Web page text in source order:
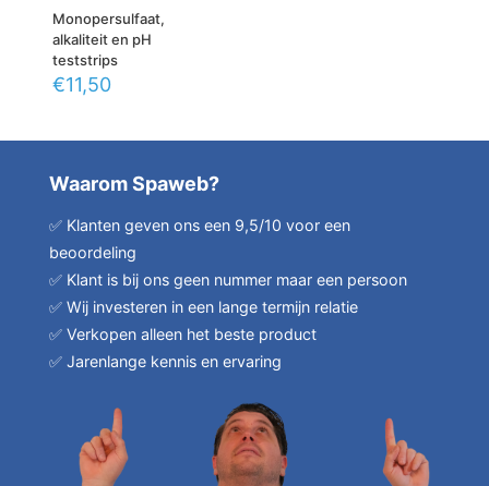
Monopersulfaat,
alkaliteit en pH
teststrips
€11,50
Waarom Spaweb?
✅ Klanten geven ons een 9,5/10 voor een
beoordeling
✅ Klant is bij ons geen nummer maar een persoon
✅ Wij investeren in een lange termijn relatie
✅ Verkopen alleen het beste product
✅ Jarenlange kennis en ervaring